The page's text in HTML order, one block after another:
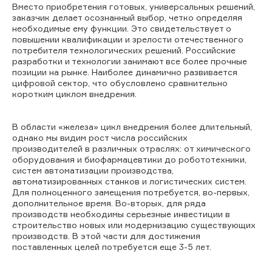
Вместо приобретения готовых, универсальных решений,
заказчик делает осознанный выбор, четко определяя
необходимые ему функции. Это свидетельствует о
повышении квалификации и зрелости отечественного
потребителя технологических решений. Российские
разработки и технологии занимают все более прочные
позиции на рынке. Наиболее динамично развивается
цифровой сектор, что обусловлено сравнительно
коротким циклом внедрения.
В области «железа» цикл внедрения более длительный,
однако мы видим рост числа российских
производителей в различных отраслях: от химического
оборудования и биофармацевтики до робототехники,
систем автоматизации производства,
автоматизированных станков и логистических систем.
Для полноценного замещения потребуется, во-первых,
дополнительное время. Во-вторых, для ряда
производств необходимы серьезные инвестиции в
строительство новых или модернизацию существующих
производств. В этой части для достижения
поставленных целей потребуется еще 3-5 лет.